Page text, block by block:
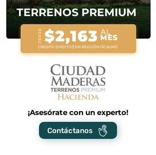
TERRENOS PREMIUM
¡Asesórate con un experto!
Contáctanos